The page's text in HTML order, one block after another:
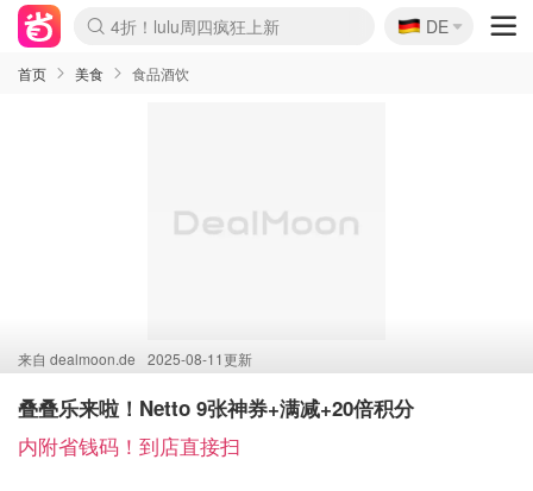
Boticinal 夏促开抢！
4折！lulu周四疯狂上新
还没结束！&OtherStories大促
Joybuy变相75折 随时失效
速领！Stanley独家85折
疑似霸哥！Camper额外叠85折
Zalando 奥莱闪促！每日更新
Moncler反季囤！5折起+叠9折
Coach Brooklyn仅€192
🇩🇪
DE
首页 美食 食品酒饮
来自 dealmoon.de 2025-08-11更新
叠叠乐来啦！Netto 9张神券+满减+20倍积分
内附省钱码！到店直接扫